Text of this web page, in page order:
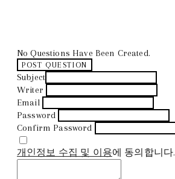
No Questions Have Been Created.
POST QUESTION
Subject
Writer
Email
Password
Confirm Password
개인정보 수집 및 이용에 동의합니다.